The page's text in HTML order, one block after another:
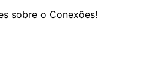
sobre o Conexões!